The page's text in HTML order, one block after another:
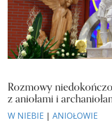
Rozmowy
z aniołami i
W NIEBIE | ANIOŁOWIE